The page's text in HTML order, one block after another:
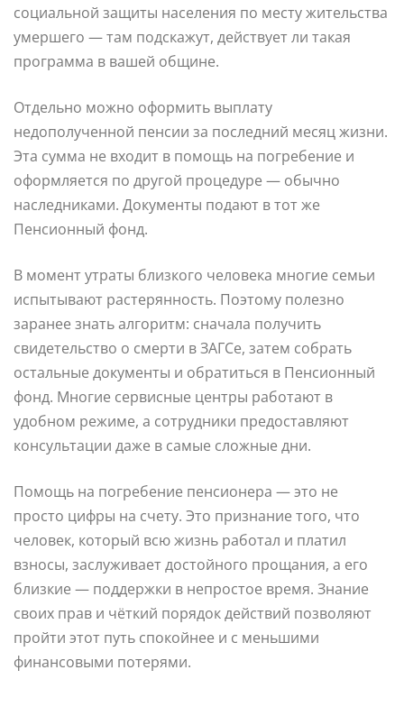
социальной защиты населения по месту жительства
умершего — там подскажут, действует ли такая
программа в вашей общине.
Отдельно можно оформить выплату
недополученной пенсии за последний месяц жизни.
Эта сумма не входит в помощь на погребение и
оформляется по другой процедуре — обычно
наследниками. Документы подают в тот же
Пенсионный фонд.
В момент утраты близкого человека многие семьи
испытывают растерянность. Поэтому полезно
заранее знать алгоритм: сначала получить
свидетельство о смерти в ЗАГСе, затем собрать
остальные документы и обратиться в Пенсионный
фонд. Многие сервисные центры работают в
удобном режиме, а сотрудники предоставляют
консультации даже в самые сложные дни.
Помощь на погребение пенсионера — это не
просто цифры на счету. Это признание того, что
человек, который всю жизнь работал и платил
взносы, заслуживает достойного прощания, а его
близкие — поддержки в непростое время. Знание
своих прав и чёткий порядок действий позволяют
пройти этот путь спокойнее и с меньшими
финансовыми потерями.